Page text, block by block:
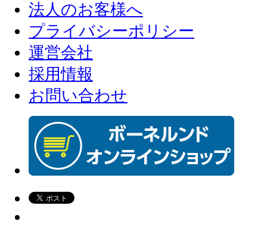
法人のお客様へ
プライバシーポリシー
運営会社
採用情報
お問い合わせ